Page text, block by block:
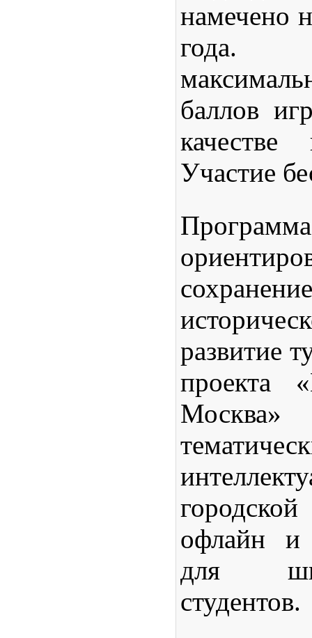
намечено
года.
баллов
качестве
Участие
Программа
развитие
проекта
офлайн и
для
студентов.